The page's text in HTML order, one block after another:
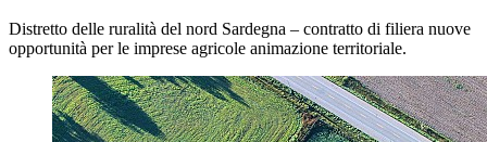
Distretto delle ruralità del nord Sardegna – contratto di filiera nuove
opportunità per le imprese agricole animazione territoriale.